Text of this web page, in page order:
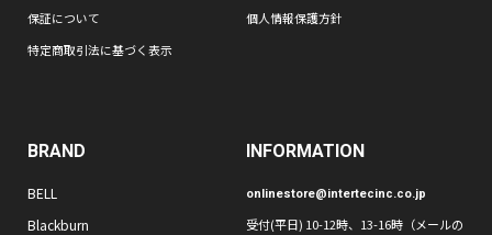
保証について
個人情報保護方針
特定商取引法に基づく表示
BRAND
BELL
Blackburn
INFORMATION
onlinestore@intertecinc.co.jp
受付(平日) 10-12時、13-16時（メールの